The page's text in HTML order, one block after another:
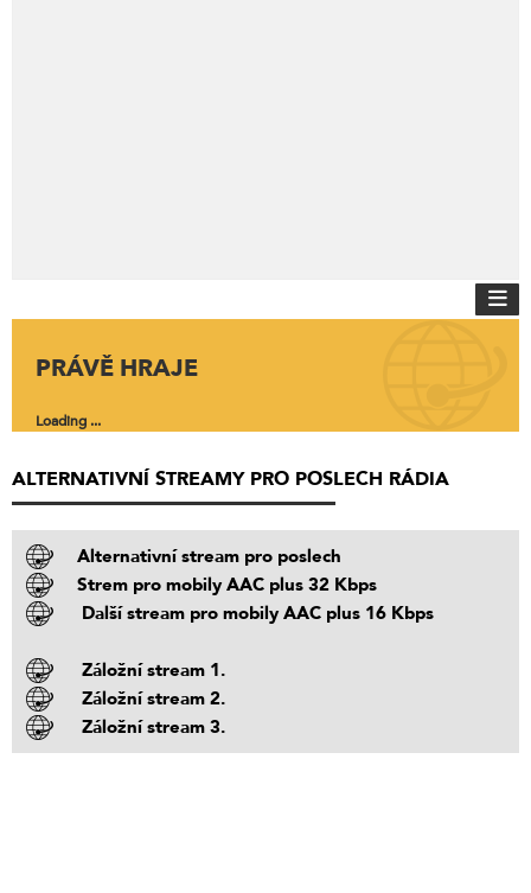
PRÁVĚ HRAJE
Loading ...
ALTERNATIVNÍ STREAMY PRO POSLECH RÁDIA
Alternativní stream pro poslech
Strem pro mobily AAC plus 32 Kbps
Další stream pro mobily AAC plus 16 Kbps
Záložní stream 1.
Záložní stream 2.
Záložní stream 3.